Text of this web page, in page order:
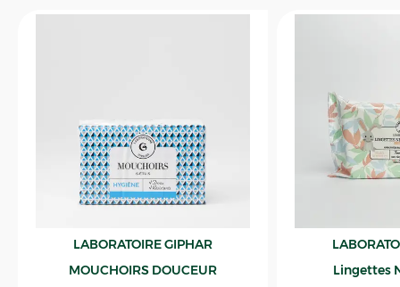
LABORATOIRE GIPHAR
MOUCHOIRS DOUCEUR
Lingettes